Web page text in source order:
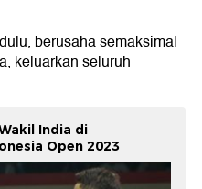
berusaha semaksimal
keluarkan seluruh
India di
Open 2023